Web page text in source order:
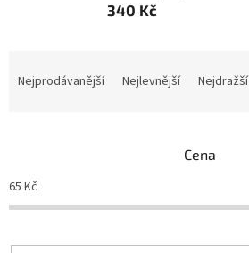
340 Kč
p
r
o
Nejprodávanější Nejlevnější Nejdražší
Cena
65 Kč